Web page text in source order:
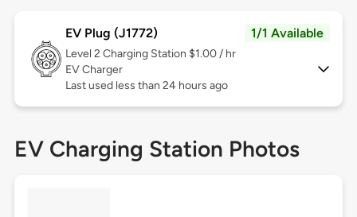
EV Plug (J1772) 1/1 Available
Level 2 Charging Station $1.00 / hr
EV Charger
Last used less than 24 hours ago
EV Charging Station Photos